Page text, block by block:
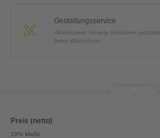
Gestaltungsservice
All-inclusive: Unsere Kreativen
Ihren Wünschen.
Preis (netto)
19% MwSt.